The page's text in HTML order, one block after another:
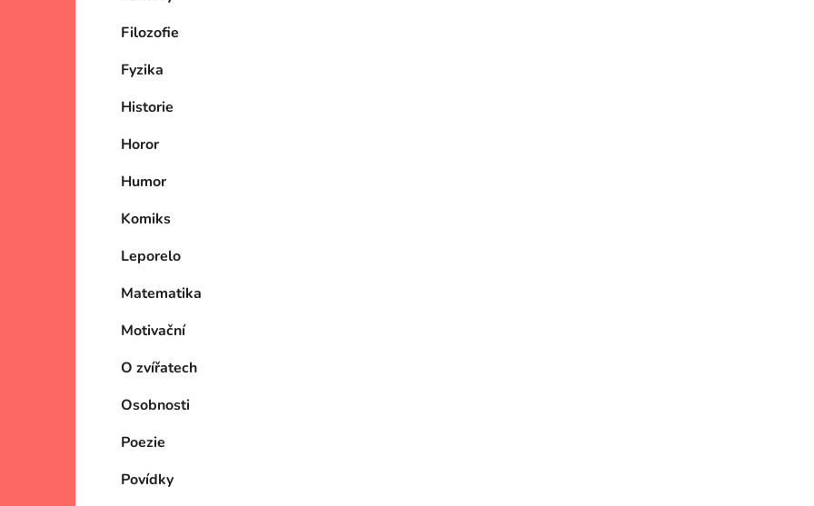
Filozofie
Fyzika
Historie
Horor
Humor
Komiks
Leporelo
Matematika
Motivační
O zvířatech
Osobnosti
Poezie
Povídky